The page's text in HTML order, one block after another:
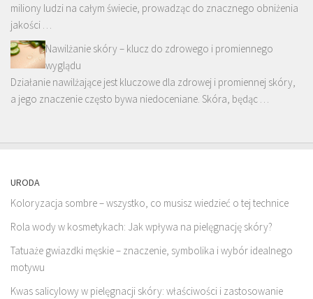
miliony ludzi na całym świecie, prowadząc do znacznego obniżenia
jakości …
Nawilżanie skóry – klucz do zdrowego i promiennego
wyglądu
Działanie nawilżające jest kluczowe dla zdrowej i promiennej skóry,
a jego znaczenie często bywa niedoceniane. Skóra, będąc …
URODA
Koloryzacja sombre – wszystko, co musisz wiedzieć o tej technice
Rola wody w kosmetykach: Jak wpływa na pielęgnację skóry?
Tatuaże gwiazdki męskie – znaczenie, symbolika i wybór idealnego
motywu
Kwas salicylowy w pielęgnacji skóry: właściwości i zastosowanie